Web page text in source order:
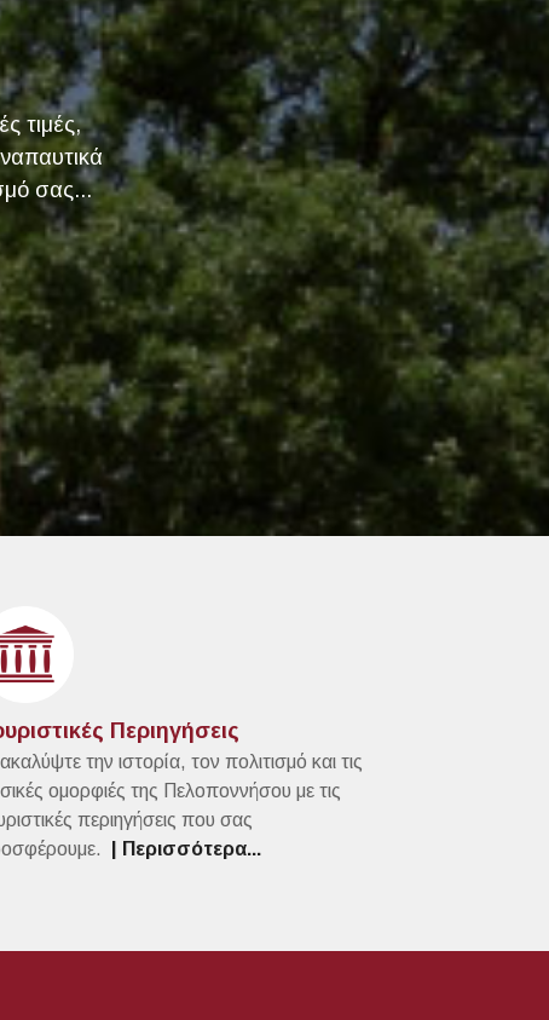
τιμές,
σας...
Περιηγήσεις
την ιστορία, τον πολιτισμό και τις
ομορφιές της Πελοποννήσου με τις
περιηγήσεις που σας
| Περισσότερα...